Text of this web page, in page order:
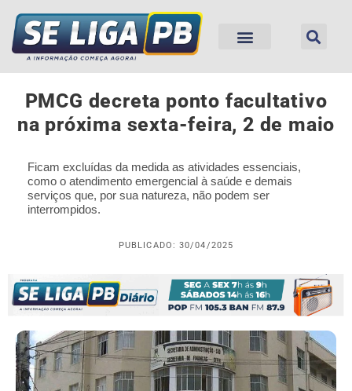
PMCG decreta ponto facultativo
na próxima sexta-feira, 2 de maio
Ficam excluídas da medida as atividades essenciais,
como o atendimento emergencial à saúde e demais
serviços que, por sua natureza, não podem ser
interrompidos.
PUBLICADO: 30/04/2025